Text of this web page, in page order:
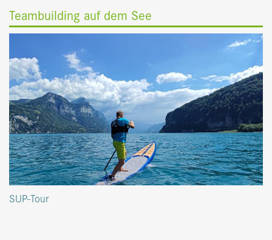
Teambuilding auf dem See
SUP-Tour